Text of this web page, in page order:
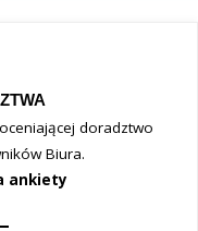
doradztwo
Biura.
ankiety